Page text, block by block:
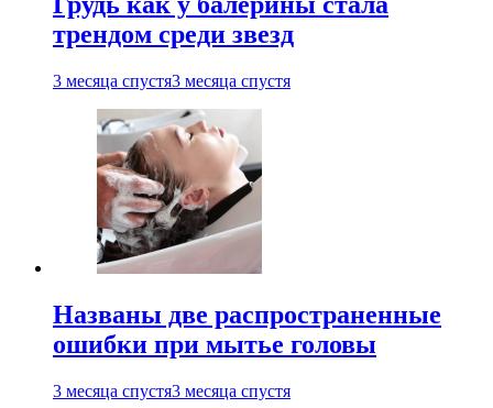
трендом среди звезд
3 месяца спустя3 месяца спустя
Названы две распространенные
ошибки при мытье головы
3 месяца спустя3 месяца спустя